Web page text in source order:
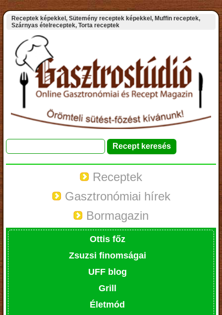
Receptek képekkel, Sütemény receptek képekkel, Muffin receptek,
Szárnyas ételreceptek, Torta receptek
Receptek
Gasztronómiai hírek
Bormagazin
Ottis főz
Zsuzsi finomságai
UFF blog
Grill
Életmód